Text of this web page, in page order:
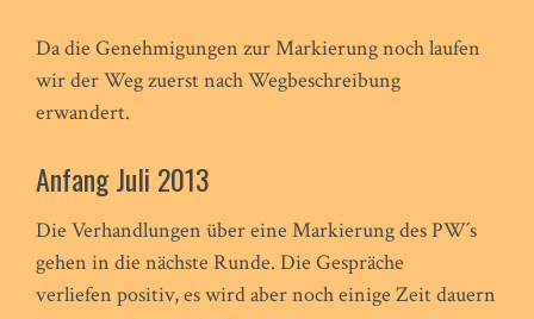
Da die Genehmigungen zur Markierung noch laufen
wir der Weg zuerst nach Wegbeschreibung
erwandert.
Anfang Juli 2013
Die Verhandlungen über eine Markierung des PW´s
gehen in die nächste Runde. Die Gespräche
verliefen positiv, es wird aber noch einige Zeit dauern